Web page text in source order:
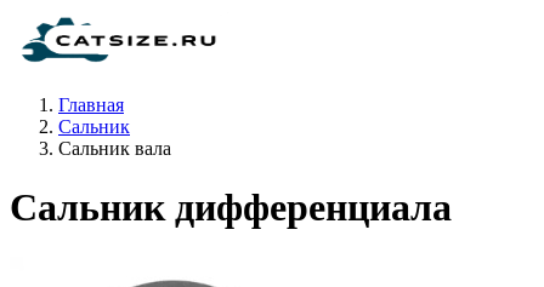
Главная
Сальник
Сальник вала
Сальник дифференциала